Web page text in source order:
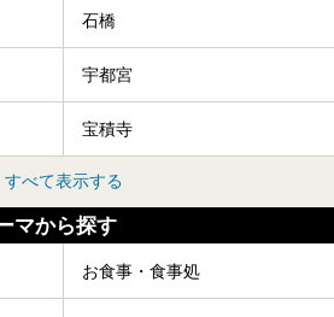
石橋
宇都宮
宝積寺
すべて表示する
マから探す
お食事・食事処